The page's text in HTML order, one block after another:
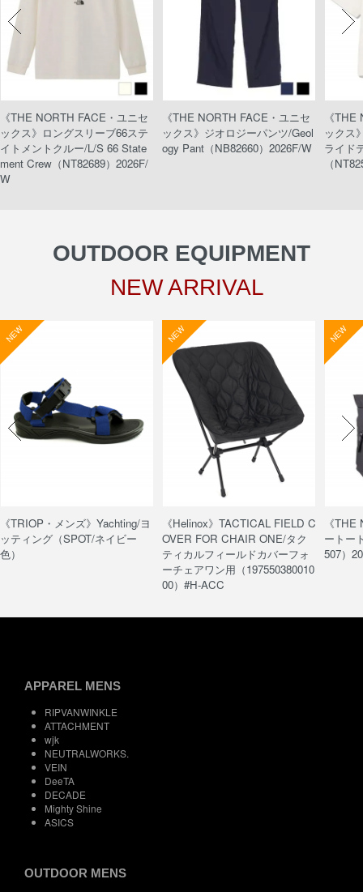
《THE NORTH FACE・ユニセ
ックス》ロングスリーブ66ステ
イトメントクルー/L/S 66 State
ment Crew（NT82689）2026F/
W
《THE NORTH FACE・ユニセ
ックス》ジオロジーパンツ/Geol
ogy Pant（NB82660）2026F/W
《
ックス
ライド
（
OUTDOOR EQUIPMENT
NEW ARRIVAL
NEW
《TRIOP・メンズ》Yachting/ヨ
ッティング（SPOT/ネイビー
色）
NEW
《Helinox》TACTICAL FIELD C
OVER FOR CHAIR ONE/タク
ティカルフィールドカバーフォ
ーチェアワン用（197550380010
00）#H-ACC
NEW
《
ートー
507）
APPAREL MENS
RIPVANWINKLE
ATTACHMENT
wjk
NEUTRALWORKS.
VEIN
DeeTA
DECADE
Mighty Shine
ASICS
OUTDOOR MENS